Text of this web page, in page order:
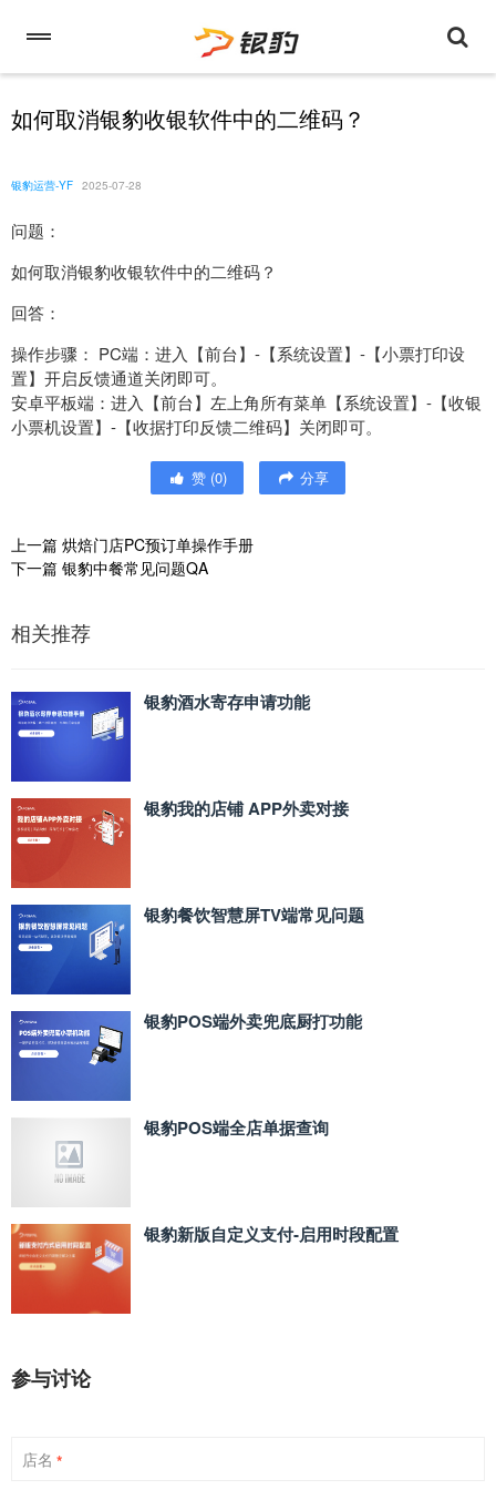
如何取消银豹收银软件中的二维码？
银豹运营-YF 2025-07-28
问题：
如何取消银豹收银软件中的二维码？
回答：
操作步骤： PC端：进入【前台】-【系统设置】-【小票打印设
置】开启反馈通道关闭即可。
安卓平板端：进入【前台】左上角所有菜单【系统设置】-【收银
小票机设置】-【收据打印反馈二维码】关闭即可。
赞 (0) 分享
上一篇 烘焙门店PC预订单操作手册
下一篇 银豹中餐常见问题QA
相关推荐
银豹酒水寄存申请功能
银豹我的店铺 APP外卖对接
银豹餐饮智慧屏TV端常见问题
银豹POS端外卖兜底厨打功能
银豹POS端全店单据查询
银豹新版自定义支付‑启用时段配置
参与讨论
店名 *